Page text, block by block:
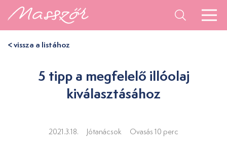
< vissza a listához
5 tipp a megfelelő illóolaj
kiválasztásához
2021.3.18. Jótanácsok Ovasás 10 perc